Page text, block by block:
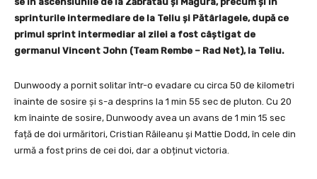
sprinturile intermediare de la Teliu și Pătârlagele, după ce
primul sprint intermediar al zilei a fost câștigat de
germanul Vincent John (Team Rembe – Rad Net), la Teliu.
Dunwoody a pornit solitar într-o evadare cu circa 50 de kilometri
înainte de sosire și s-a desprins la 1 min 55 sec de pluton. Cu 20
km înainte de sosire, Dunwoody avea un avans de 1 min 15 sec
față de doi urmăritori, Cristian Răileanu și Mattie Dodd, în cele din
urmă a fost prins de cei doi, dar a obținut victoria.